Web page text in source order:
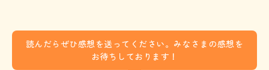
読んだらぜひ感想を送ってください。みなさまの感想を
お待ちしております！